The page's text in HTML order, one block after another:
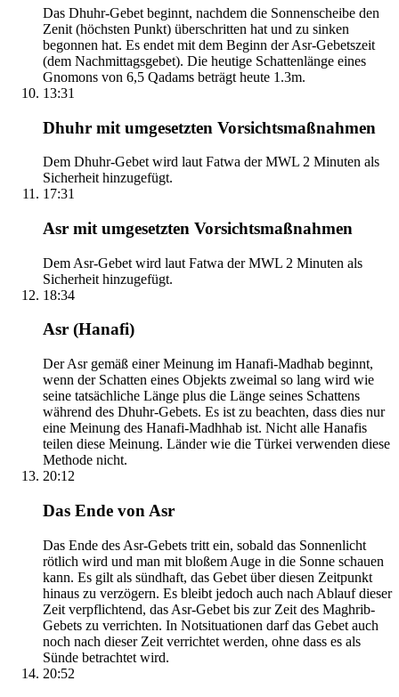
Das Dhuhr-Gebet beginnt, nachdem die Sonnenscheibe den
Zenit (höchsten Punkt) überschritten hat und zu sinken
begonnen hat. Es endet mit dem Beginn der Asr-Gebetszeit
(dem Nachmittagsgebet). Die heutige Schattenlänge eines
Gnomons von 6,5 Qadams beträgt heute 1.3m.
13:31
Dhuhr mit umgesetzten Vorsichtsmaßnahmen
Dem Dhuhr-Gebet wird laut Fatwa der MWL 2 Minuten als
Sicherheit hinzugefügt.
17:31
Asr mit umgesetzten Vorsichtsmaßnahmen
Dem Asr-Gebet wird laut Fatwa der MWL 2 Minuten als
Sicherheit hinzugefügt.
18:34
Asr (Hanafi)
Der Asr gemäß einer Meinung im Hanafi-Madhab beginnt,
wenn der Schatten eines Objekts zweimal so lang wird wie
seine tatsächliche Länge plus die Länge seines Schattens
während des Dhuhr-Gebets. Es ist zu beachten, dass dies nur
eine Meinung des Hanafi-Madhhab ist. Nicht alle Hanafis
teilen diese Meinung. Länder wie die Türkei verwenden diese
Methode nicht.
20:12
Das Ende von Asr
Das Ende des Asr-Gebets tritt ein, sobald das Sonnenlicht
rötlich wird und man mit bloßem Auge in die Sonne schauen
kann. Es gilt als sündhaft, das Gebet über diesen Zeitpunkt
hinaus zu verzögern. Es bleibt jedoch auch nach Ablauf dieser
Zeit verpflichtend, das Asr-Gebet bis zur Zeit des Maghrib-
Gebets zu verrichten. In Notsituationen darf das Gebet auch
noch nach dieser Zeit verrichtet werden, ohne dass es als
Sünde betrachtet wird.
20:52